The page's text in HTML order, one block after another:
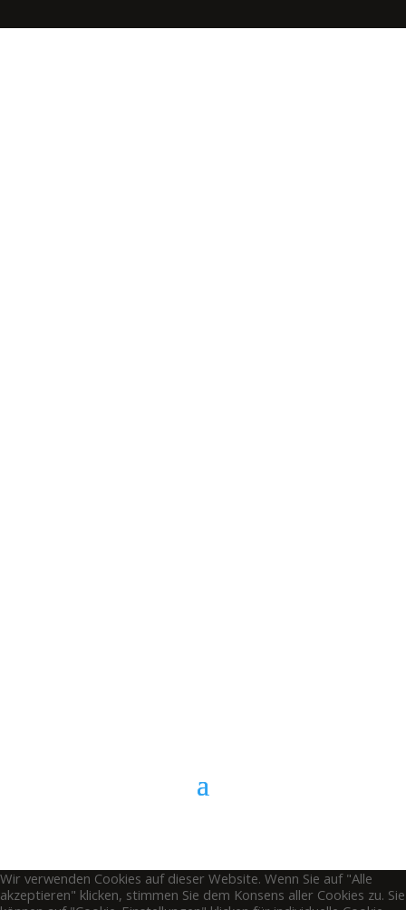
Wir verwenden Cookies auf dieser Website. Wenn Sie auf "Alle
akzeptieren" klicken, stimmen Sie dem Konsens aller Cookies zu. Sie